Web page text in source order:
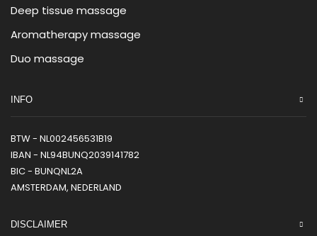
Deep tissue massage
Aromatherapy massage
Duo massage
INFO
BTW - NL002456531B19
IBAN - NL94BUNQ2039141782
BIC - BUNQNL2A
AMSTERDAM, NEDERLAND
DISCLAIMER